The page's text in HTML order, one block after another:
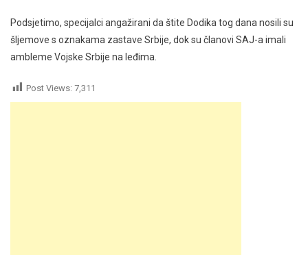
Podsjetimo, specijalci angažirani da štite Dodika tog dana nosili su
šljemove s oznakama zastave Srbije, dok su članovi SAJ-a imali
ambleme Vojske Srbije na leđima.
Post Views: 7,311